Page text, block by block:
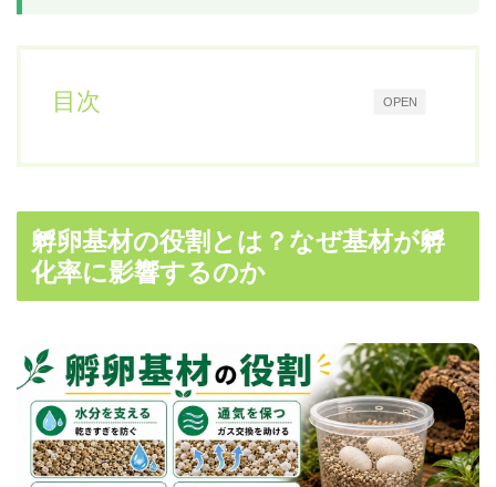
OPEN
目次
孵卵基材の役割とは？なぜ基材が孵
化率に影響するのか